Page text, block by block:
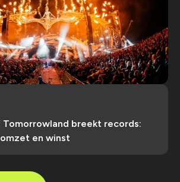
breekt records:
en winst